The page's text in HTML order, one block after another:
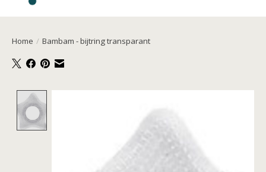
Home / Bambam - bijtring transparant